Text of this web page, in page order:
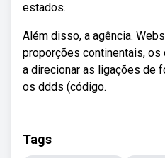
estados.
Além disso, a agência.
proporções continentais, os
a direcionar as ligações de
os ddds (código.
Tags